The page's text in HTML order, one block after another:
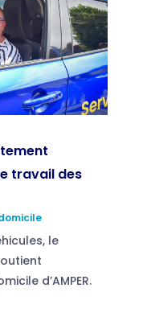
travail des
le
d’AMPER.